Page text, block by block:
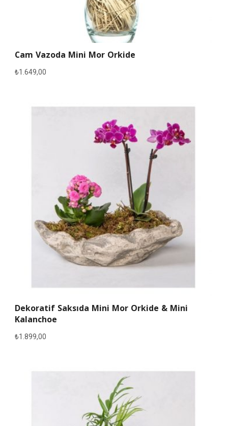
Cam Vazoda Mini Mor Orkide
₺1.649,00
Dekoratif Saksıda Mini Mor Orkide & Mini
Kalanchoe
₺1.899,00